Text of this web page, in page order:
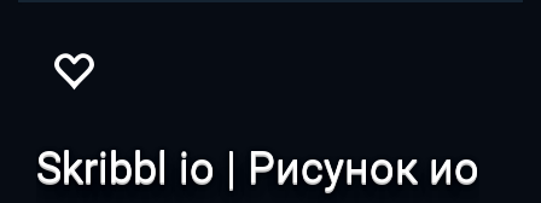
Skribbl io | Рисунок ио